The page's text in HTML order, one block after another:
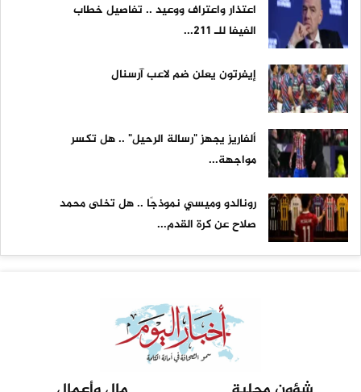
اعتذار واعتراف ووعيد .. تفاصيل خطاب
الفيفا للـ 211...
إيفرتون يعلن ضم لاعب آرسنال
ألفاريز يجهز "رسالة الرحيل" .. هل تكسر
مواجهة...
رونالدو وميسي نموذجًا .. هل تخلى محمد
صلاح عن كرة القدم...